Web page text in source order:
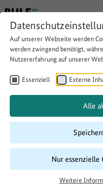
Auf unserer Webseite werden
werden zwingend benötigt,
Nutzererfahrung auf unserer
Essenziell Externe
Alle
Nur essenzielle
Weitere
Zurück
Die